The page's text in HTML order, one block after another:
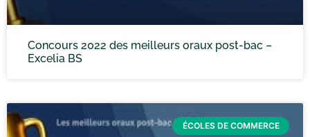
Concours 2022 des meilleurs oraux post-bac –
Excelia BS
ÉCOLES DE COMMERCE